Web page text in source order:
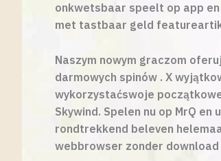
onkwetsbaar speelt op app en
met tastbaar geld
Naszym nowym graczom
darmowych spinów . X
wykorzystaćswoje
Skywind. Spelen nu op MrQ
rondtrekkend beleven
webbrowser zonder